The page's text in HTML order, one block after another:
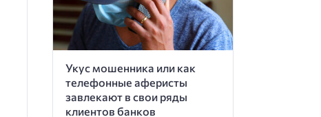
Укус мошенника или как
телефонные аферисты
завлекают в свои ряды
клиентов банков